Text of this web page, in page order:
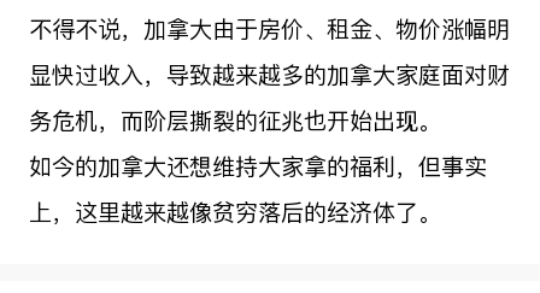
不得不说，加拿大由于房价、租金、物价涨幅明
显快过收入，导致越来越多的加拿大家庭面对财
务危机，而阶层撕裂的征兆也开始出现。
如今的加拿大还想维持大家拿的福利，但事实
上，这里越来越像贫穷落后的经济体了。